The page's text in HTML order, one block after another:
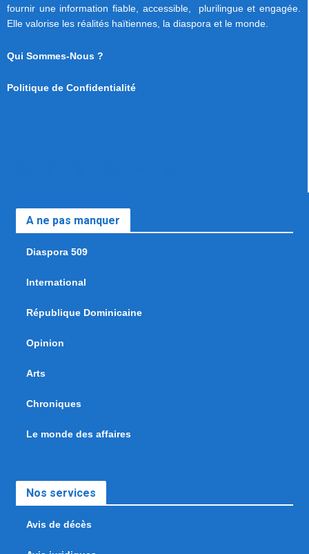
fournir une information fiable, accessible, plurilingue et engagée.
Elle valorise les réalités haïtiennes, la diaspora et le monde.
Qui Sommes-Nous ?
Politique de Confidentialité
A ne pas manquer
Diaspora 509
International
République Dominicaine
Opinion
Arts
Chroniques
Le monde des affaires
Nos services
Avis de décès